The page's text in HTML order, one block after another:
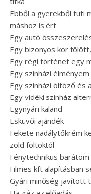
Ebből a gyerekből tuti
máshoz is ért
Egy autó
Egy bizonyos kor
Egy régi történet egy
Egy színházi
Egy színházi öltöző és
Egy vidéki színház
Egynyári kaland
Esküvői ajándék
Fekete nadálytőkrém
zöld foltoktól
Fénytechnikus
Filmes kft alapításban
Gyári minőség javított